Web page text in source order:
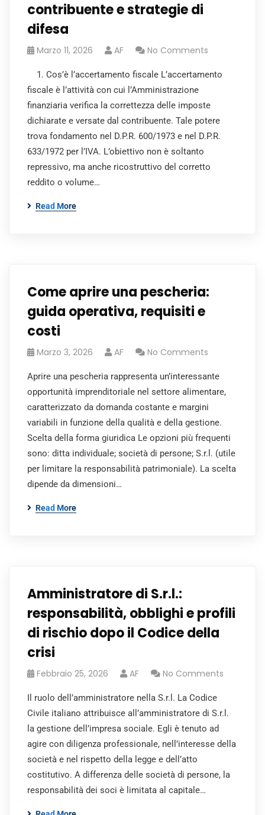
contribuente e strategie di
difesa
Marzo 11, 2026 AF No Comments
1. Cos’è l’accertamento fiscale L’accertamento
fiscale è l’attività con cui l’Amministrazione
finanziaria verifica la correttezza delle imposte
dichiarate e versate dal contribuente. Tale potere
trova fondamento nel D.P.R. 600/1973 e nel D.P.R.
633/1972 per l’IVA. L’obiettivo non è soltanto
repressivo, ma anche ricostruttivo del corretto
reddito o volume…
Read More
Come aprire una pescheria:
guida operativa, requisiti e
costi
Marzo 3, 2026 AF No Comments
Aprire una pescheria rappresenta un’interessante
opportunità imprenditoriale nel settore alimentare,
caratterizzato da domanda costante e margini
variabili in funzione della qualità e della gestione.
Scelta della forma giuridica Le opzioni più frequenti
sono: ditta individuale; società di persone; S.r.l. (utile
per limitare la responsabilità patrimoniale). La scelta
dipende da dimensioni…
Read More
Amministratore di S.r.l.:
responsabilità, obblighi e profili
di rischio dopo il Codice della
crisi
Febbraio 25, 2026 AF No Comments
Il ruolo dell’amministratore nella S.r.l. La Codice
Civile italiano attribuisce all’amministratore di S.r.l.
la gestione dell’impresa sociale. Egli è tenuto ad
agire con diligenza professionale, nell’interesse della
società e nel rispetto della legge e dell’atto
costitutivo. A differenza delle società di persone, la
responsabilità dei soci è limitata al capitale…